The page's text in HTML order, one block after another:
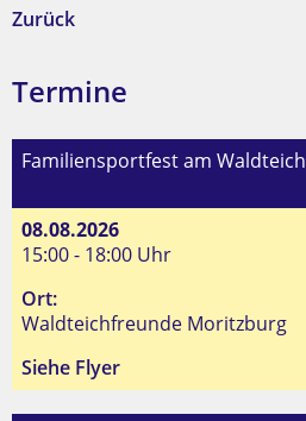
Zurück
Termine
Familiensportfest am Waldteich
08.08.2026
15:00 - 18:00 Uhr
Ort:
Waldteichfreunde Moritzburg
Siehe Flyer